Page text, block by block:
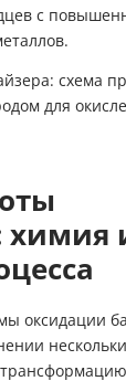
с
химия
оксидации